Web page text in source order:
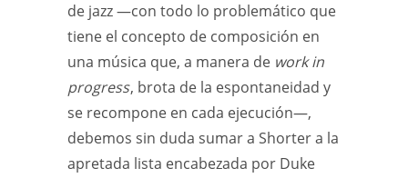
de jazz —con todo lo problemático que
tiene el concepto de composición en
una música que, a manera de work in
progress, brota de la espontaneidad y
se recompone en cada ejecución—,
debemos sin duda sumar a Shorter a la
apretada lista encabezada por Duke